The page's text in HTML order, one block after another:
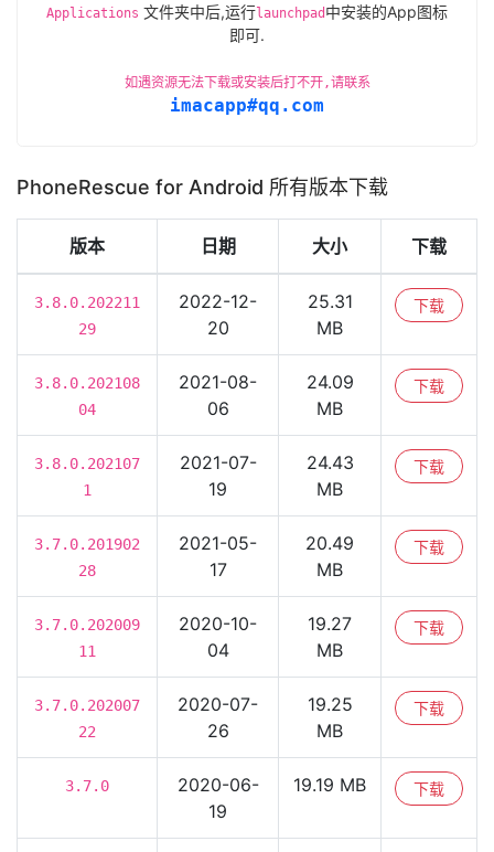
Applications 文件夹中后,运行launchpad 中安装的App图标
即可.
如遇资源无法下载或安装后打不开,请联系
imacapp#qq.com
PhoneRescue for Android 所有版本下载
版本 日期 大小 下载
3.8.0.202211
29
2022-12-
20
25.31
MB
下载
3.8.0.202108
04
2021-08-
06
24.09
MB
下载
3.8.0.202107
1
2021-07-
19
24.43
MB
下载
3.7.0.201902
28
2021-05-
17
20.49
MB
下载
3.7.0.202009
11
2020-10-
04
19.27
MB
下载
3.7.0.202007
22
2020-07-
26
19.25
MB
下载
3.7.0
2020-06-
19
19.19 MB 下载